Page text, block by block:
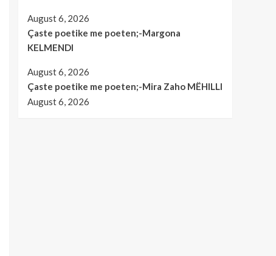
August 6, 2026
Çaste poetike me poeten;-Margona
KELMENDI
August 6, 2026
Çaste poetike me poeten;-Mira Zaho MËHILLI
August 6, 2026